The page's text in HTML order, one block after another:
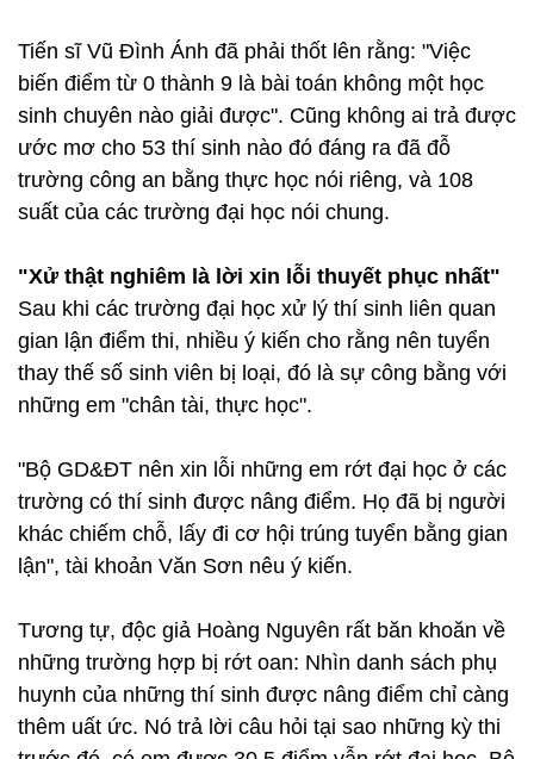
Tiến sĩ Vũ Đình Ánh đã phải thốt lên rằng: "Việc
biến điểm từ 0 thành 9 là bài toán không một học
sinh chuyên nào giải được". Cũng không ai trả được
ước mơ cho 53 thí sinh nào đó đáng ra đã đỗ
trường công an bằng thực học nói riêng, và 108
suất của các trường đại học nói chung.
"Xử thật nghiêm là lời xin lỗi thuyết phục nhất"
Sau khi các trường đại học xử lý thí sinh liên quan
gian lận điểm thi, nhiều ý kiến cho rằng nên tuyển
thay thế số sinh viên bị loại, đó là sự công bằng với
những em "chân tài, thực học".
"Bộ GD&ĐT nên xin lỗi những em rớt đại học ở các
trường có thí sinh được nâng điểm. Họ đã bị người
khác chiếm chỗ, lấy đi cơ hội trúng tuyển bằng gian
lận", tài khoản Văn Sơn nêu ý kiến.
Tương tự, độc giả Hoàng Nguyên rất băn khoăn về
những trường hợp bị rớt oan: Nhìn danh sách phụ
huynh của những thí sinh được nâng điểm chỉ càng
thêm uất ức. Nó trả lời câu hỏi tại sao những kỳ thi